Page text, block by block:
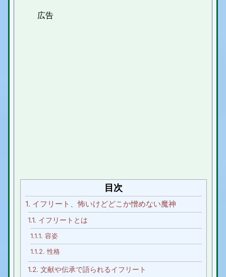
目次
1. イフリート、怖いけどどこか憎めない魔神
1.1. イフリートとは
1.1.1. 容姿
1.1.2. 性格
1.2. 文献や伝承で語られるイフリート